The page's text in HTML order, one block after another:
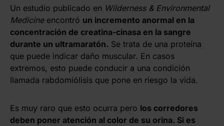
Un estudio publicado en Wilderness & Environmental
Medicineencontró un incremento anormal en la
concentración de creatina-cinasa en la sangre
durante un ultramaratón. Se trata de una proteína
que puede indicar daño muscular. En casos
extremos, esto puede conducir a una condición
llamada rabdomiólisis que pone en riesgo la vida.
Es muy raro que esto ocurra pero los corredores
deben poner atención al color de su orina. Si es